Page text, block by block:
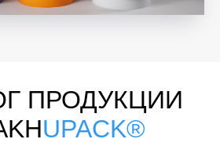
ПРОДУКЦИИ
UPACK®